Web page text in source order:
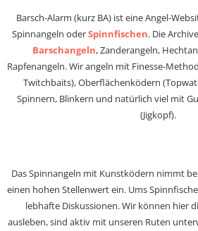
Barsch-Alarm (kurz BA) ist eine Angel-
Spinnangeln oderSpinnfischen. Die
Barschangeln, Zanderangeln,
Rapfenangeln. Wir angeln mit Finesse-
Twitchbaits), Oberflächenködern
Spinnern, Blinkern und natürlich viel mit
(Jigkopf).
Das Spinnangeln mit Kunstködern nimmt
einen hohen Stellenwert ein. Ums
lebhafte Diskussionen. Wir können hier
ausleben, sind aktiv mit unseren Ruten